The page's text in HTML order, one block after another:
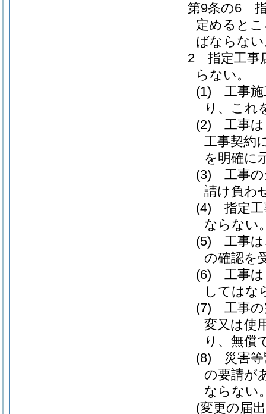
第9条の6
定めると
ばならな
2
指定工事
らない。
(1)
工事
り、これ
(2)
工事
工事契約
を明確に
(3)
工事
請け負わ
(4)
指定
ならない
(5)
工事
の確認を
(6)
工事
してはな
(7)
工事
変又は使
り、無償
(8)
災害
の要請が
ならない
(変更の届